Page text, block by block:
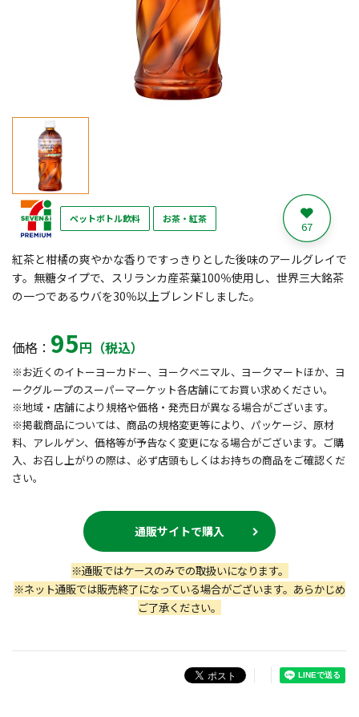
ペットボトル飲料 お茶・紅茶 67
紅茶と柑橘の爽やかな香りですっきりとした後味のアールグレイで
す。無糖タイプで、スリランカ産茶葉100％使用し、世界三大銘茶
の一つであるウバを30％以上ブレンドしました。
価格： 95円（税込）
※お近くのイトーヨーカドー、ヨークベニマル、ヨークマートほか、ヨ
ークグループのスーパーマーケット各店舗にてお買い求めください。
※地域・店舗により規格や価格・発売日が異なる場合がございます。
※掲載商品については、商品の規格変更等により、パッケージ、原材
料、アレルゲン、価格等が予告なく変更になる場合がございます。ご購
入、お召し上がりの際は、必ず店頭もしくはお持ちの商品をご確認くだ
さい。
通販サイトで購入
※通販ではケースのみでの取扱いになります。
※ネット通販では販売終了になっている場合がございます。あらかじめ
ご了承ください。